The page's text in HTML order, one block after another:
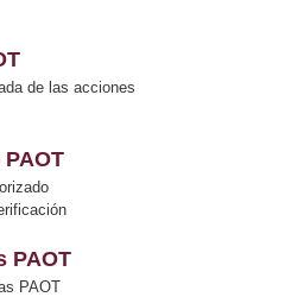
de las acciones
PAOT
PAOT